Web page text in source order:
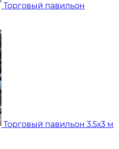
Торговый павильон
Торговый павильон 3.5х3 м